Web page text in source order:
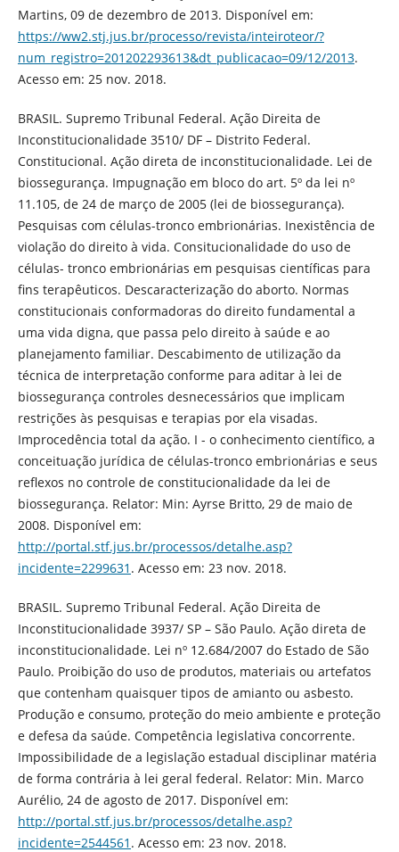
Martins, 09 de dezembro de 2013. Disponível em:
https://ww2.stj.jus.br/processo/revista/inteiroteor/?
num_registro=201202293613&dt_publicacao=09/12/2013.
Acesso em: 25 nov. 2018.
BRASIL. Supremo Tribunal Federal. Ação Direita de
Inconstitucionalidade 3510/ DF – Distrito Federal.
Constitucional. Ação direta de inconstitucionalidade. Lei de
biossegurança. Impugnação em bloco do art. 5º da lei nº
11.105, de 24 de março de 2005 (lei de biossegurança).
Pesquisas com células-tronco embrionárias. Inexistência de
violação do direito à vida. Consitucionalidade do uso de
células- tronco embrionárias em pesquisas científicas para
fins terapêuticos. Descaracterização do aborto. Normas
constitucionais conformadoras do direito fundamental a
uma vida digna, que passa pelo direito à saúde e ao
planejamento familiar. Descabimento de utilização da
técnica de interpretação conforme para aditar à lei de
biossegurança controles desnecessários que implicam
restrições às pesquisas e terapias por ela visadas.
Improcedência total da ação. I - o conhecimento científico, a
conceituação jurídica de células-tronco embrionárias e seus
reflexos no controle de constitucionalidade da lei de
biossegurança. Relator: Min: Ayrse Britto, 29 de maio de
2008. Disponível em:
http://portal.stf.jus.br/processos/detalhe.asp?
incidente=2299631 . Acesso em: 23 nov. 2018.
BRASIL. Supremo Tribunal Federal. Ação Direita de
Inconstitucionalidade 3937/ SP – São Paulo. Ação direta de
inconstitucionalidade. Lei nº 12.684/2007 do Estado de São
Paulo. Proibição do uso de produtos, materiais ou artefatos
que contenham quaisquer tipos de amianto ou asbesto.
Produção e consumo, proteção do meio ambiente e proteção
e defesa da saúde. Competência legislativa concorrente.
Impossibilidade de a legislação estadual disciplinar matéria
de forma contrária à lei geral federal. Relator: Min. Marco
Aurélio, 24 de agosto de 2017. Disponível em:
http://portal.stf.jus.br/processos/detalhe.asp?
incidente=2544561 . Acesso em: 23 nov. 2018.